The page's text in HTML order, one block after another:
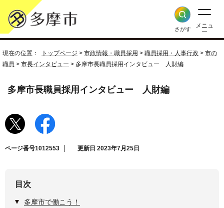
さがす
メニュ
ー
現在の位置： トップページ > 市政情報・職員採用 > 職員採用・人事行政 > 市の
職員 > 市長インタビュー > 多摩市長職員採用インタビュー 人財編
多摩市長職員採用インタビュー 人財編
ページ番号1012553 更新日 2023年7月25日
目次
多摩市で働こう！